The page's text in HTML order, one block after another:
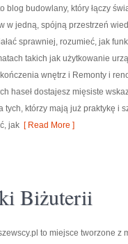
blog budowlany, który łączy
w jedną, spójną przestrzeń
sprawniej, rozumieć, jak
takich jak użytkowanie
wnętrz i Remonty i
haseł dostajesz mięsiste
którzy mają już praktykę i
jak [ Read More ]
Biżuterii
to miejsce tworzone z